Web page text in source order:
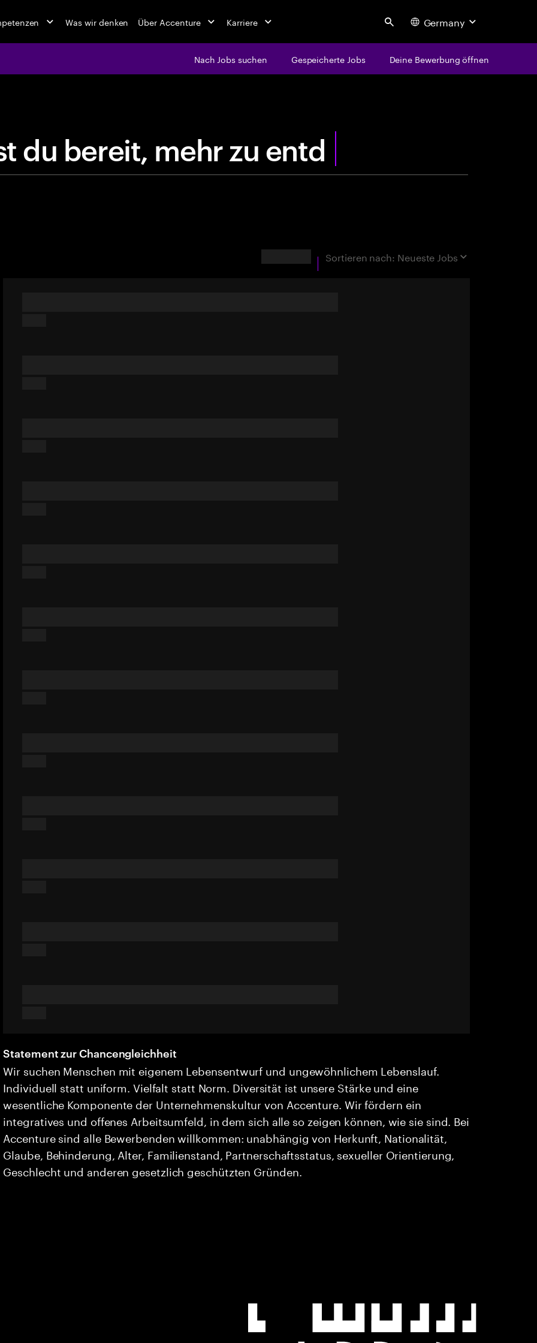
Was wir denken Über Accenture Karriere Search Germany
Nach Jobs suchen Gespeicherte Jobs Deine Bewerbung öffnen
Bis tdube reit,meh
Sortieren nach: Neueste Jobs
Statement zur Chancengleichheit
Wir suchen Menschen mit eigenem Lebensentwurf und ungewöhnlichem Lebenslauf.
Individuell statt uniform. Vielfalt statt Norm. Diversität ist unsere Stärke und eine
wesentliche Komponente der Unternehmenskultur von Accenture. Wir fördern ein
integratives und offenes Arbeitsumfeld, in dem sich alle so zeigen können, wie sie sind. Bei
Accenture sind alle Bewerbenden willkommen: unabhängig von Herkunft, Nationalität,
Glaube, Behinderung, Alter, Familienstand, Partnerschaftsstatus, sexueller Orientierung,
Geschlecht und anderen gesetzlich geschützten Gründen.